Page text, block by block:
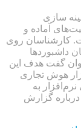
سازی
آماده و
کارشناسان روی
داشبوردها
گفت هدف این
هوش تجاری
به
گزارش